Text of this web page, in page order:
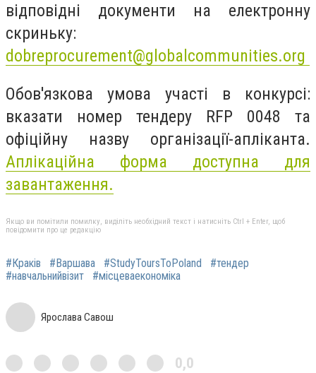
відповідні документи на електронну
скриньку:
dobreprocurement@globalcommunities.org
Обов'язкова умова участі в конкурсі:
вказати номер тендеру RFР 0048 та
офіційну назву організації-апліканта.
Аплікаційна форма доступна для
завантаження.
Якщо ви помітили помилку, виділіть необхідний текст і натисніть Ctrl + Enter, щоб
повідомити про це редакцію
#Краків #Варшава #StudyToursToPoland
#тендер
#навчальнийвізит
#місцеваекономіка
Ярослава Савош
0,0